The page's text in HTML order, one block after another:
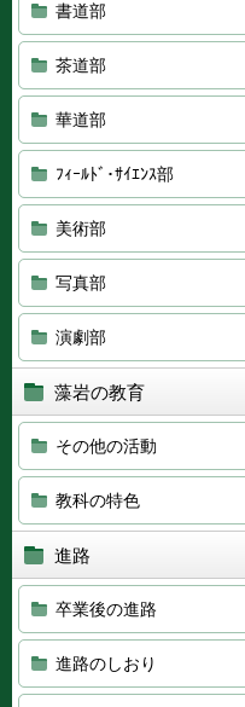
書道部
茶道部
華道部
ﾌｨｰﾙﾄﾞ･ｻｲｴﾝｽ部
美術部
写真部
演劇部
藻岩の教育
その他の活動
教科の特色
進路
卒業後の進路
進路のしおり